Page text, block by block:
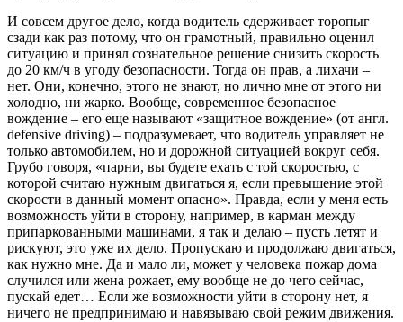
И совсем другое дело, когда водитель сдерживает торопыг
сзади как раз потому, что он грамотный, правильно оценил
ситуацию и принял сознательное решение снизить скорость
до 20 км/ч в угоду безопасности. Тогда он прав, а лихачи –
нет. Они, конечно, этого не знают, но лично мне от этого ни
холодно, ни жарко. Вообще, современное безопасное
вождение – его еще называют «защитное вождение» (от англ.
defensive driving) – подразумевает, что водитель управляет не
только автомобилем, но и дорожной ситуацией вокруг себя.
Грубо говоря, «парни, вы будете ехать с той скоростью, с
которой считаю нужным двигаться я, если превышение этой
скорости в данный момент опасно». Правда, если у меня есть
возможность уйти в сторону, например, в карман между
припаркованными машинами, я так и делаю – пусть летят и
рискуют, это уже их дело. Пропускаю и продолжаю двигаться,
как нужно мне. Да и мало ли, может у человека пожар дома
случился или жена рожает, ему вообще не до чего сейчас,
пускай едет… Если же возможности уйти в сторону нет, я
ничего не предпринимаю и навязываю свой режим движения.